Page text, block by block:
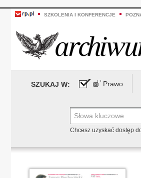
SZKOLENIA I KONFERENCJE
SZUKAJ W: Prawo
Chcesz uzyskać dostęp